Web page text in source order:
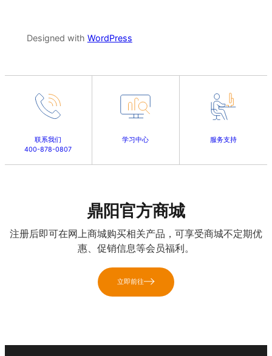
Designed with WordPress
联系我们
400-878-0807
学习中心 服务支持
鼎阳官方商城
注册后即可在网上商城购买相关产品，可享受商城不定期优
惠、促销信息等会员福利。
立即前往